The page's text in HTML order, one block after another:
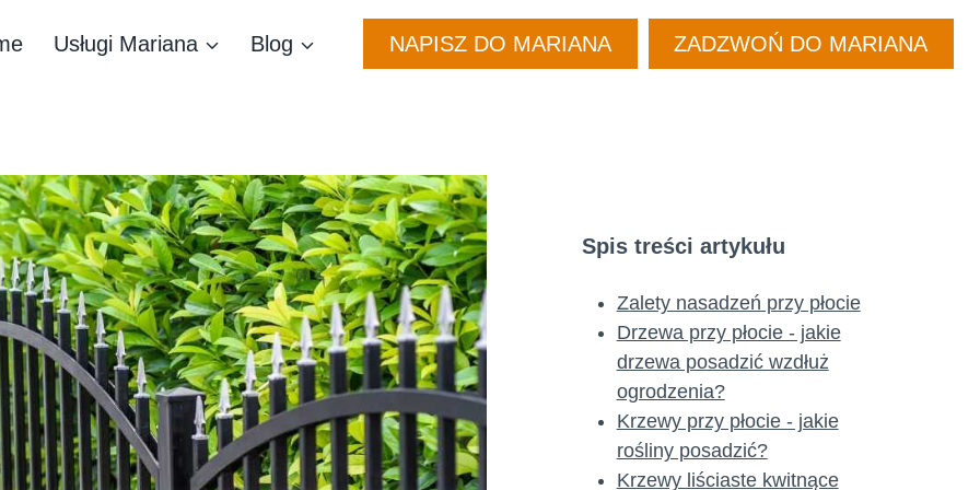
Usługi Mariana Blog NAPISZ DO MARIANA ZADZWOŃ DO MARIANA
Spis treści artykułu
Zalety nasadzeń przy płocie
Drzewa przy płocie - jakie
drzewa posadzić wzdłuż
ogrodzenia?
Krzewy przy płocie - jakie
rośliny posadzić?
Krzewy liściaste kwitnące